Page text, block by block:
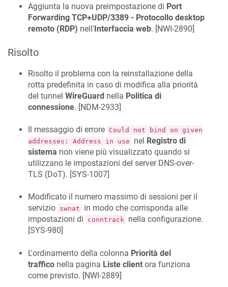
Aggiunta la nuova preimpostazione di Port
Forwarding TCP+UDP/3389 - Protocollo desktop
remoto (RDP) nell'Interfaccia web. [NWI-2890]
Risolto
Risolto il problema con la reinstallazione della
rotta predefinita in caso di modifica alla priorità
del tunnel WireGuard nella Politica di
connessione. [NDM-2933]
Il messaggio di errore Could not bind on given
addresses: Address in use
nel Registro di
sistema non viene più visualizzato quando si
utilizzano le impostazioni del server DNS-over-
TLS (DoT). [SYS-1007]
Modificato il numero massimo di sessioni per il
servizio swnat
in modo che corrisponda alle
impostazioni di
conntrack nella configurazione.
[SYS-980]
L'ordinamento della colonna Priorità del
traffico nella pagina Liste client ora funziona
come previsto. [NWI-2889]